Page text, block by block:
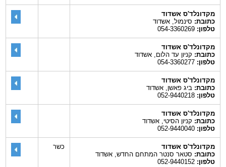
מקדונלד'ס אשדוד
כתובת:סינמול, אשדוד
טלפון:054-3360269
מקדונלד'ס אשדוד
כתובת:קניון עד הלום, אשדוד
טלפון:054-3360277
מקדונלד'ס אשדוד
כתובת:ביג פאשן, אשדוד
טלפון:052-9440218
מקדונלד'ס אשדוד
כתובת:קניון הסיטי, אשדוד
טלפון:052-9440040
מקדונלד'ס אשדוד
כתובת:סטאר סנטר המתחם החדש, אשדוד
טלפון:052-9440152
כשר